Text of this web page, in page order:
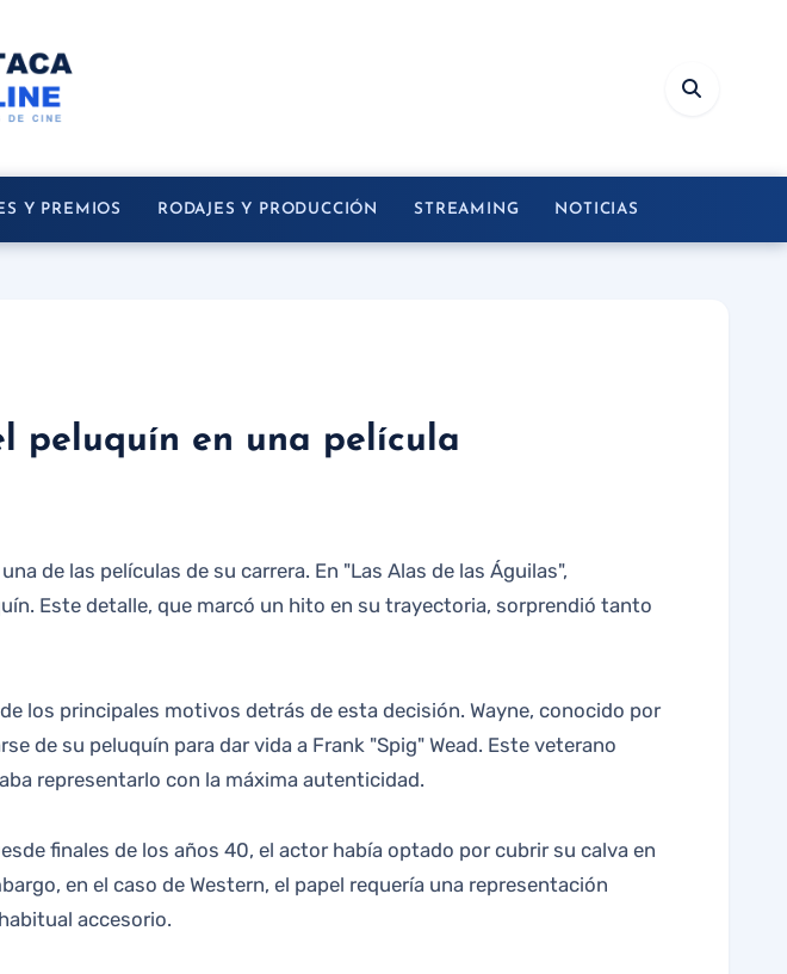
Y PREMIOS RODAJES Y PRODUCCIÓN STREAMING NOTICIAS
peluquín en una película
Este detalle, que marcó un hito en su trayectoria, sorprendió tanto
los principales motivos detrás de esta decisión. Wayne, conocido por
de su peluquín para dar vida a Frank "Spig" Wead. Este veterano
representarlo con la máxima autenticidad.
finales de los años 40, el actor había optado por cubrir su calva en
en el caso de Western, el papel requería una representación
accesorio.